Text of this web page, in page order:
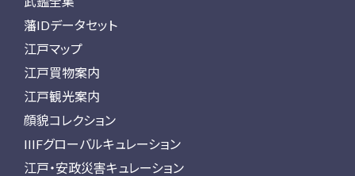
藩IDデータセット
江戸マップ
江戸買物案内
江戸観光案内
顔貌コレクション
IIIFグローバルキュレーション
江戸・安政災害キュレーション